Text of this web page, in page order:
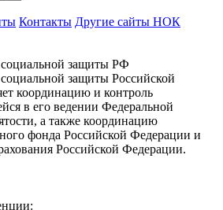
Контакты Другие сайты НОК
защиты РФ
защиты Российской
координацию и контроль
в его ведении Федеральной
а также координацию
фонда Российской Федерации и
Российской Федерации.